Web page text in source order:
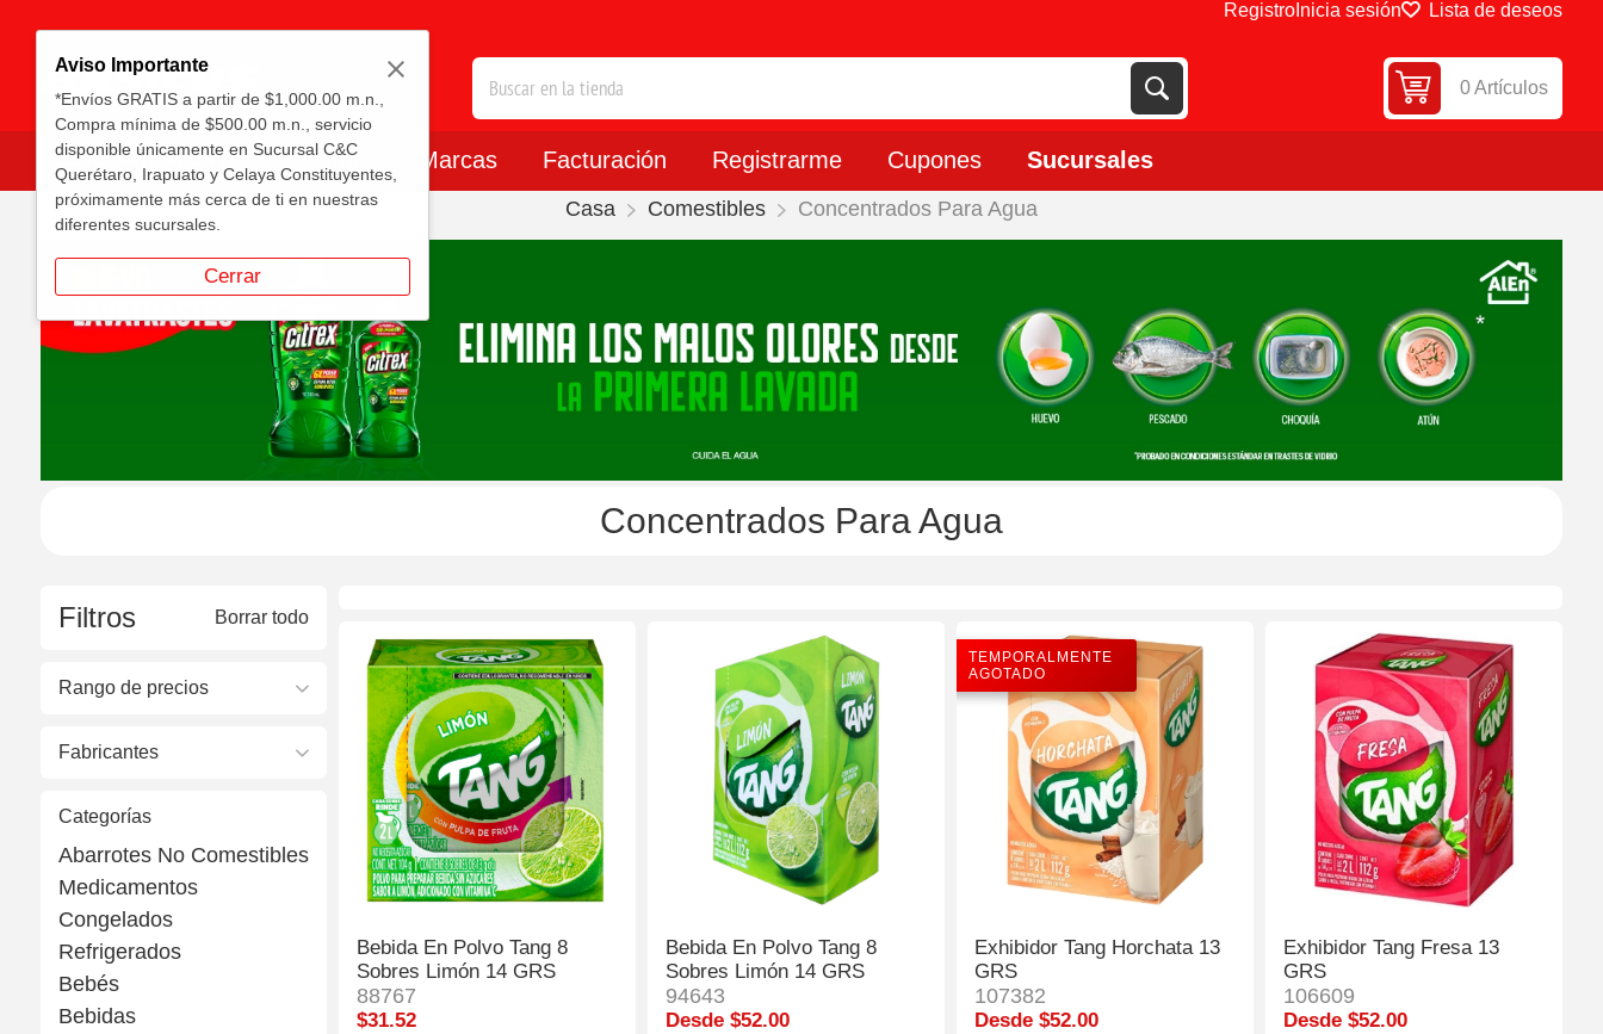
Aviso Importante
*Envíos GRATIS a partir de $1,000.00 m.n.,
Compra mínima de $500.00 m.n., servicio
disponible únicamente en Sucursal C&C
Querétaro, Irapuato y Celaya Constituyentes,
próximamente más cerca de ti en nuestras
diferentes sucursales.
Cerrar
Registro Inicia sesión Lista de deseos
0 Artículos
DEPARTAMENTOS Carrito Marcas Facturación Registrarme Cupones Sucursales
Casa Comestibles Concentrados Para Agua
Filtros Borrar todo
Rango de precios
Fabricantes
Categorías
Abarrotes No Comestibles
Medicamentos
Congelados
Refrigerados
Bebés
Bebidas
Concentrados Para Agua
Bebida En Polvo Tang 8
Sobres Limón 14 GRS
88767
$31.52
Bebida En Polvo Tang 8
Sobres Limón 14 GRS
94643
Desde $52.00
TEMPORALMENTE
AGOTADO
Exhibidor Tang Horchata 13
GRS
107382
Desde $52.00
Exhibidor Tang Fresa 13
GRS
106609
Desde $52.00